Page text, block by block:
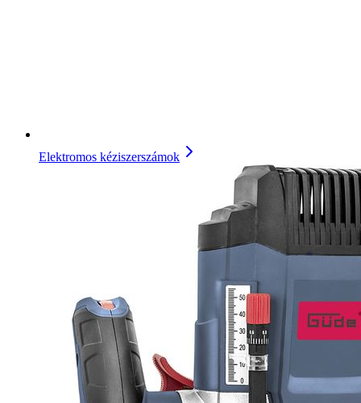
Elektromos kéziszerszámok